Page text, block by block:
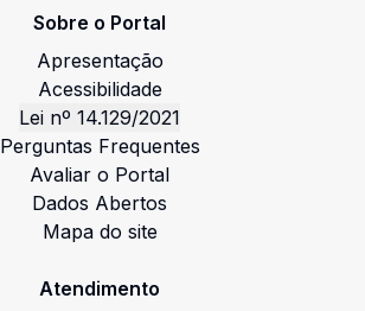
Sobre o Portal
Apresentação
Acessibilidade
Lei nº 14.129/2021
Perguntas Frequentes
Avaliar o Portal
Dados Abertos
Mapa do site
Atendimento